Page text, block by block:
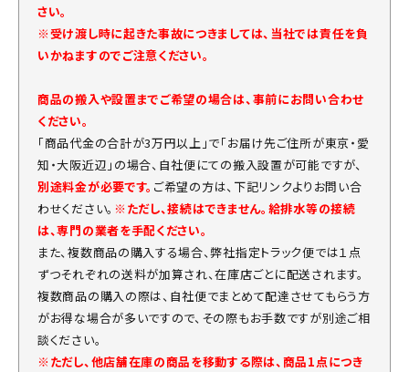
さい。
※受け渡し時に起きた事故につきましては、当社では責任を負
いかねますのでご注意ください。
商品の搬入や設置までご希望の場合は、事前にお問い合わせ
ください。
「商品代金の合計が3万円以上」で「お届け先ご住所が東京・愛
知・大阪近辺」の場合、自社便にての搬入設置が可能ですが、
別途料金が必要です。 ご希望の方は、下記リンクよりお問い合
わせください。 ※ただし、接続はできません。給排水等の接続
は、専門の業者を手配ください。
また、複数商品の購入する場合、弊社指定トラック便では１点
ずつそれぞれの送料が加算され、在庫店ごとに配送されます。
複数商品の購入の際は、自社便でまとめて配達させてもらう方
がお得な場合が多いですので、その際もお手数ですが別途ご相
談ください。
※ただし、他店舗在庫の商品を移動する際は、商品1点につき